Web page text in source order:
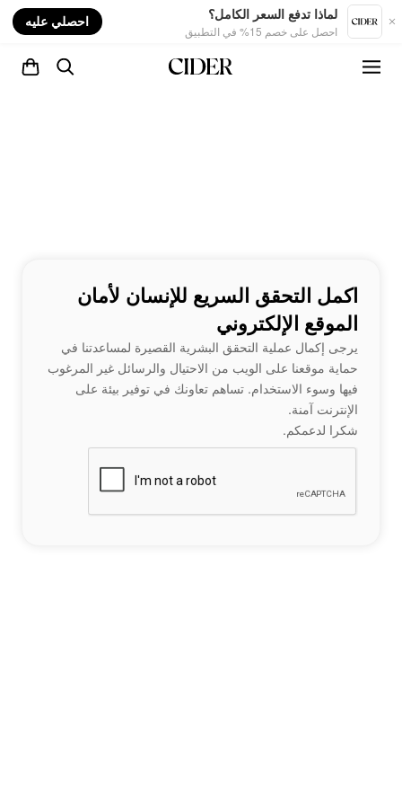
لماذا تدفع السعر الكامل؟
احصل على خصم 15% في التطبيق
احصلي عليه
اكمل التحقق السريع للإنسان لأمان
الموقع الإلكتروني
يرجى إكمال عملية التحقق البشرية القصيرة لمساعدتنا في
حماية موقعنا على الويب من الاحتيال والرسائل غير المرغوب
فيها وسوء الاستخدام. تساهم تعاونك في توفير بيئة على
الإنترنت آمنة.
شكرا لدعمكم.